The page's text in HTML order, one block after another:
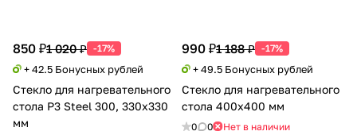
850 ₽1 020 ₽ -17%
+ 42.5 Бонусных рублей
Стекло для нагревательного
стола P3 Steel 300, 330х330
мм
990 ₽1 188 ₽ -17%
+ 49.5 Бонусных рублей
Стекло для нагревательного
стола 400х400 мм
0 0 Нет в наличии